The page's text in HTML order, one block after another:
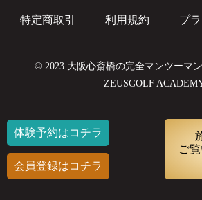
体験予約はコチラ
会員登録はコチラ
ご
特定商取引 利用規約 プ
© 2023 大阪心斎橋の完全マンツーマ
ZEUSGOLF